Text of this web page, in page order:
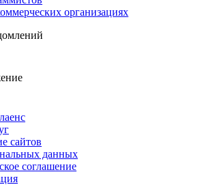
организациях
сайтов
данных
соглашение